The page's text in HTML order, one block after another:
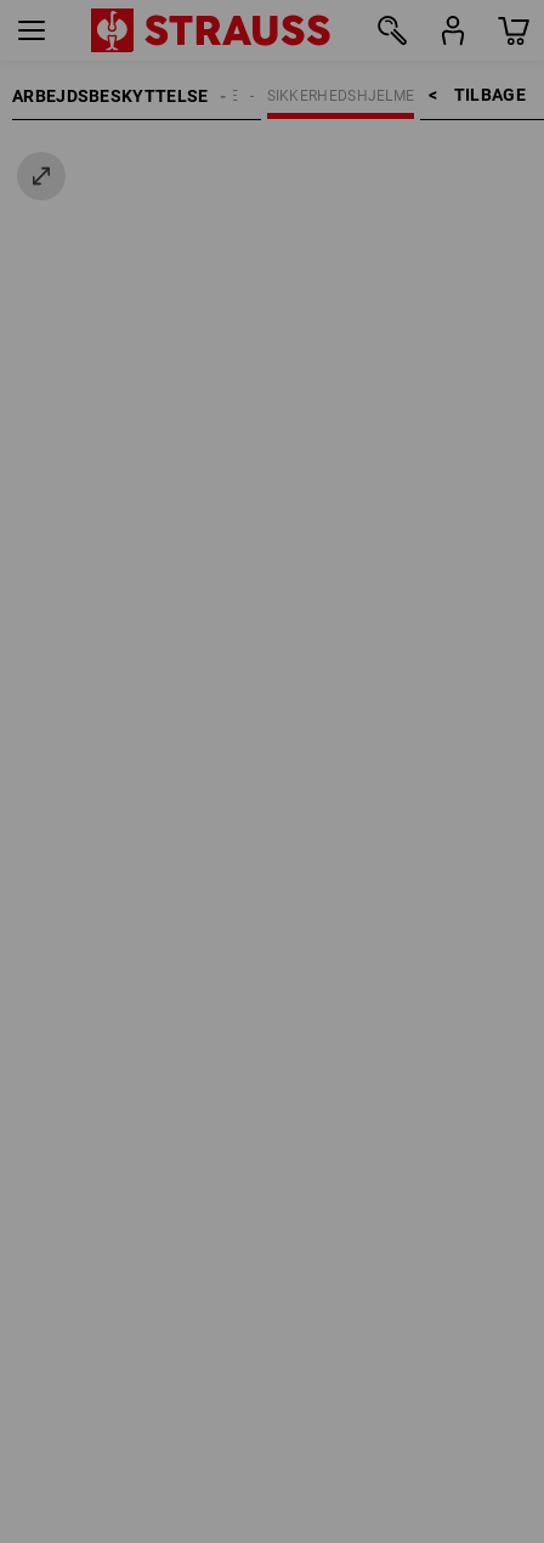
ARBEJDSBESKYTTELSE TILBAGE    >
SIKKERHEDSHJELME
HOVEDBESKYTTELSE